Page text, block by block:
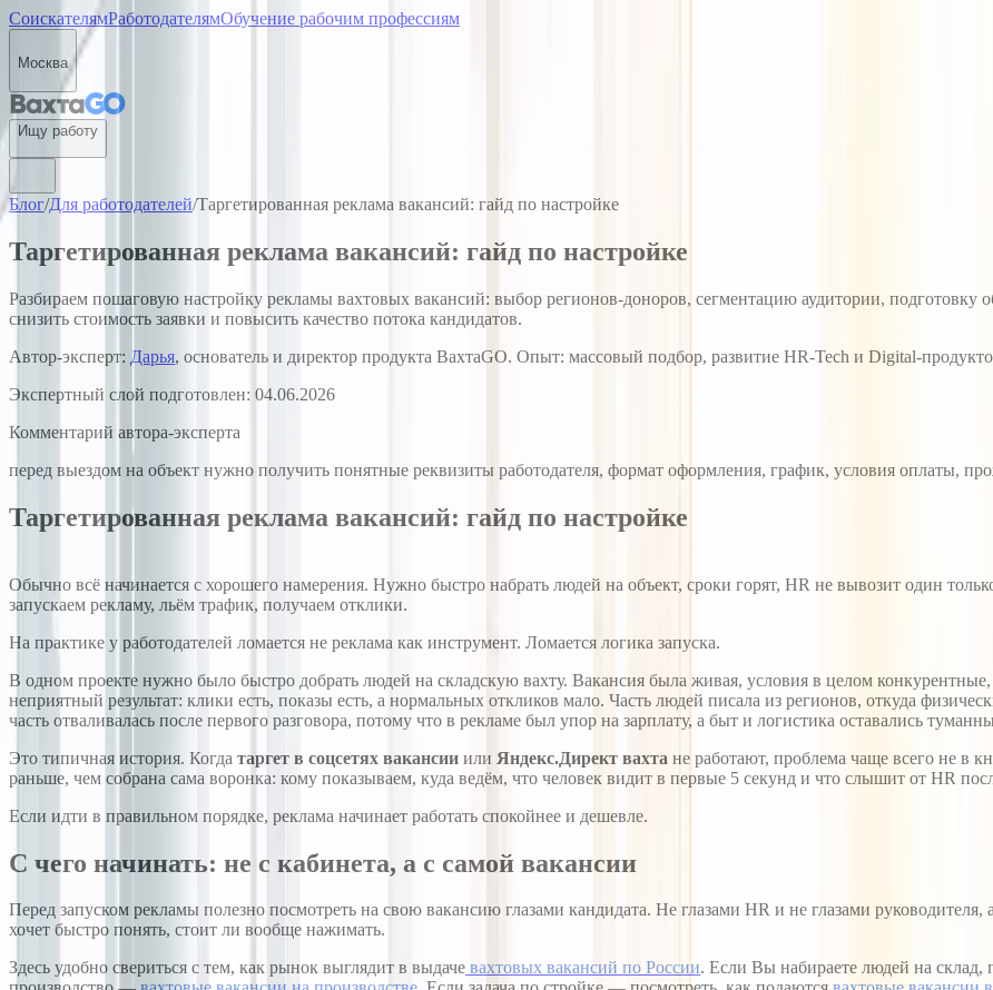
СоискателямРаботодателямОбучение рабочим профессиям
Москва
Ищу работу
Блог/Для работодателей/Таргетированная реклама вакансий: гайд по настройке
Таргетированная реклама вакансий: гайд по настройке
Разбираем пошаговую настройку рекламы вахтовых вакансий: выбор регионов-доноров, сегментацию аудитории, подготовку
снизить стоимость заявки и повысить качество потока кандидатов.
Автор-эксперт: Дарья, основатель и директор продукта ВахтаGO. Опыт: массовый подбор, развитие HR-Tech и Digital-
Экспертный слой подготовлен: 04.06.2026
Комментарий автора-эксперта
перед выездом на объект нужно получить понятные реквизиты работодателя, формат оформления, график, условия оплаты,
Таргетированная реклама вакансий: гайд по настройке
Обычно всё начинается с хорошего намерения. Нужно быстро набрать людей на объект, сроки горят, HR не вывозит один
запускаем рекламу, льём трафик, получаем отклики.
На практике у работодателей ломается не реклама как инструмент. Ломается логика запуска.
В одном проекте нужно было быстро добрать людей на складскую вахту. Вакансия была живая, условия в целом
неприятный результат: клики есть, показы есть, а нормальных откликов мало. Часть людей писала из регионов, откуда
часть отваливалась после первого разговора, потому что в рекламе был упор на зарплату, а быт и логистика оставались
Это типичная история. Когда таргет в соцсетях вакансии или Яндекс.Директ вахта не работают, проблема чаще всего не в
раньше, чем собрана сама воронка: кому показываем, куда ведём, что человек видит в первые 5 секунд и что слышит от HR
Если идти в правильном порядке, реклама начинает работать спокойнее и дешевле.
С чего начинать: не с кабинета, а с самой вакансии
Перед запуском рекламы полезно посмотреть на свою вакансию глазами кандидата. Не глазами HR и не глазами руководителя,
хочет быстро понять, стоит ли вообще нажимать.
Здесь удобно свериться с тем, как рынок выглядит в выдаче вахтовых вакансий по России. Если Вы набираете людей на склад,